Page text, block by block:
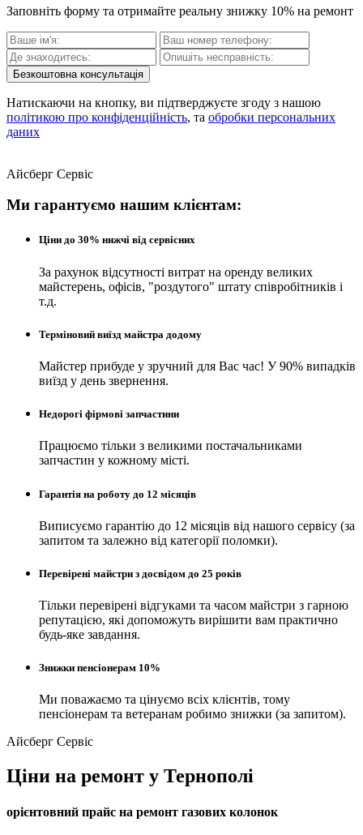
Заповніть форму та отримайте реальну знижку 10% на ремонт
Безкоштовна консультація
Натискаючи на кнопку, ви підтверджуєте згоду з нашою
політикою про конфіденційність, та обробки персональних
даних
Айсберг Сервіс
Ми гарантуємо нашим клієнтам:
Ціни до 30% нижчі від сервісних
За рахунок відсутності витрат на оренду великих
майстерень, офісів, "роздутого" штату співробітників і
т.д.
Терміновий виїзд майстра додому
Майстер прибуде у зручний для Вас час! У 90% випадків
виїзд у день звернення.
Недорогі фірмові запчастини
Працюємо тільки з великими постачальниками
запчастин у кожному місті.
Гарантія на роботу до 12 місяців
Виписуємо гарантію до 12 місяців від нашого сервісу (за
запитом та залежно від категорії поломки).
Перевірені майстри з досвідом до 25 років
Тільки перевірені відгуками та часом майстри з гарною
репутацією, які допоможуть вирішити вам практично
будь-яке завдання.
Знижки пенсіонерам 10%
Ми поважаємо та цінуємо всіх клієнтів, тому
пенсіонерам та ветеранам робимо знижки (за запитом).
Айсберг Сервіс
Ціни на ремонт у Тернополі
орієнтовний прайс на ремонт газових колонок